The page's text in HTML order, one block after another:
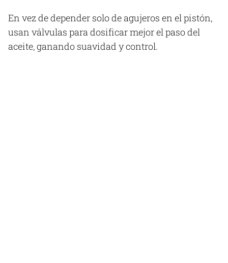
En vez de depender solo de agujeros en el pistón,
usan válvulas para dosificar mejor el paso del
aceite, ganando suavidad y control.